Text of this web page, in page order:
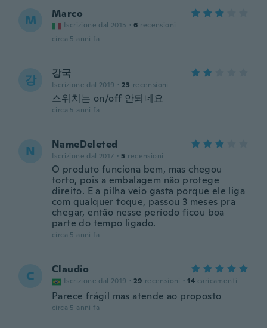
M Marco
Iscrizione dal 2015 · 6 recensioni
circa 5 anni fa
강 강국
Iscrizione dal 2019 · 23 recensioni
스위치는 on/off 안되네요
circa 5 anni fa
N NameDeleted
Iscrizione dal 2017 · 5 recensioni
O produto funciona bem, mas chegou
torto, pois a embalagem não protege
direito. E a pilha veio gasta porque ele liga
com qualquer toque, passou 3 meses pra
chegar, então nesse período ficou boa
parte do tempo ligado.
circa 5 anni fa
C Claudio
Iscrizione dal 2019 · 29 recensioni · 14 caricamenti
Parece frágil mas atende ao proposto
circa 5 anni fa